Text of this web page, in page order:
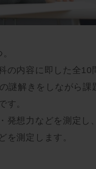
の内容に即した全10
謎解きをしながら課
す。
発想力などを測定し、
を測定します。